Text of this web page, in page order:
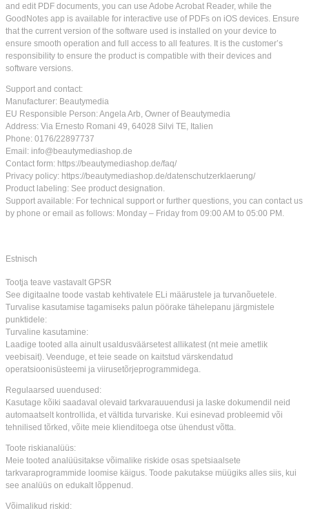
and edit PDF documents, you can use Adobe Acrobat Reader, while the
GoodNotes app is available for interactive use of PDFs on iOS devices. Ensure
that the current version of the software used is installed on your device to
ensure smooth operation and full access to all features. It is the customer’s
responsibility to ensure the product is compatible with their devices and
software versions.
Support and contact:
Manufacturer: Beautymedia
EU Responsible Person: Angela Arb, Owner of Beautymedia
Address: Via Ernesto Romani 49, 64028 Silvi TE, Italien
Phone: 0176/22897737
Email: info@beautymediashop.de
Contact form: https://beautymediashop.de/faq/
Privacy policy: https://beautymediashop.de/datenschutzerklaerung/
Product labeling: See product designation.
Support available: For technical support or further questions, you can contact us
by phone or email as follows: Monday – Friday from 09:00 AM to 05:00 PM.
Estnisch
Tootja teave vastavalt GPSR
See digitaalne toode vastab kehtivatele ELi määrustele ja turvanõuetele.
Turvalise kasutamise tagamiseks palun pöörake tähelepanu järgmistele
punktidele:
Turvaline kasutamine:
Laadige tooted alla ainult usaldusväärsetest allikatest (nt meie ametlik
veebisait). Veenduge, et teie seade on kaitstud värskendatud
operatsioonisüsteemi ja viirusetõrjeprogrammidega.
Regulaarsed uuendused:
Kasutage kõiki saadaval olevaid tarkvarauuendusi ja laske dokumendil neid
automaatselt kontrollida, et vältida turvariske. Kui esinevad probleemid või
tehnilised tõrked, võite meie klienditoega otse ühendust võtta.
Toote riskianalüüs:
Meie tooted analüüsitakse võimalike riskide osas spetsiaalsete
tarkvaraprogrammide loomise käigus. Toode pakutakse müügiks alles siis, kui
see analüüs on edukalt lõppenud.
Võimalikud riskid: